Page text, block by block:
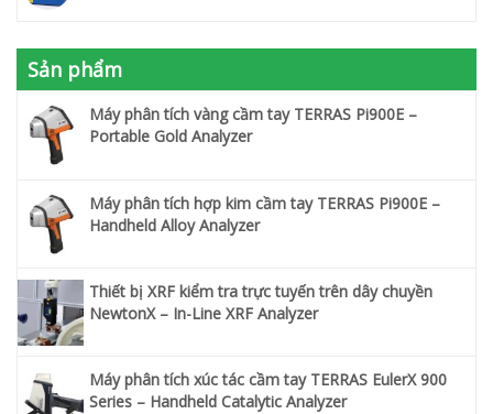
Sản phẩm
Máy phân tích vàng cầm tay TERRAS Pi900E –
Portable Gold Analyzer
Máy phân tích hợp kim cầm tay TERRAS Pi900E –
Handheld Alloy Analyzer
Thiết bị XRF kiểm tra trực tuyến trên dây chuyền
NewtonX – In-Line XRF Analyzer
Máy phân tích xúc tác cầm tay TERRAS EulerX 900
Series – Handheld Catalytic Analyzer